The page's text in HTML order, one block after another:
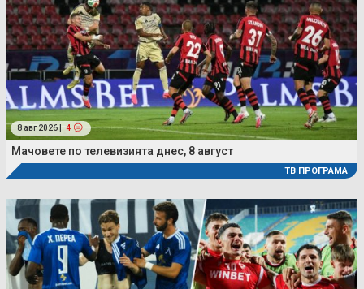
8 авг 2026 | 4
Мачовете по телевизията днес, 8 август
ТВ ПРОГРАМА